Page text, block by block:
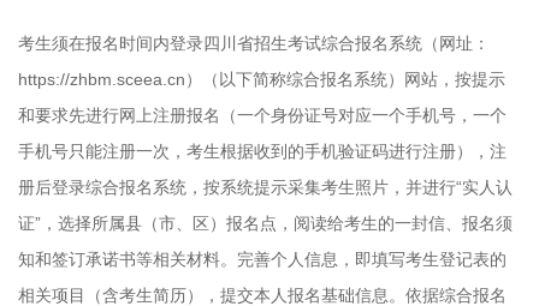
考生须在报名时间内登录四川省招生考试综合报名系统（网址：
https://zhbm.sceea.cn）（以下简称综合报名系统）网站，按提示
和要求先进行网上注册报名（一个身份证号对应一个手机号，一个
手机号只能注册一次，考生根据收到的手机验证码进行注册），注
册后登录综合报名系统，按系统提示采集考生照片，并进行“实人认
证”，选择所属县（市、区）报名点，阅读给考生的一封信、报名须
知和签订承诺书等相关材料。完善个人信息，即填写考生登记表的
相关项目（含考生简历），提交本人报名基础信息。依据综合报名